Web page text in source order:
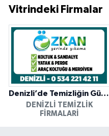
Vitrindeki Firmalar
Denizli’de Temizliğin Güvenilir Adresi: Özkan Yerinde Yıkama
DENIZLI TEMIZLIK
FIRMALARI